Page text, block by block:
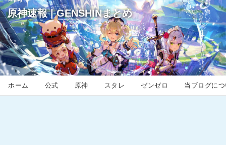
原神速報 | GENSHINまとめ
ホーム 公式 原神 スタレ ゼンゼロ 当ブログに